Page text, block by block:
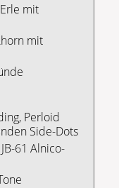
mit
mit
Perloid
Side-Dots
61 Alnico-